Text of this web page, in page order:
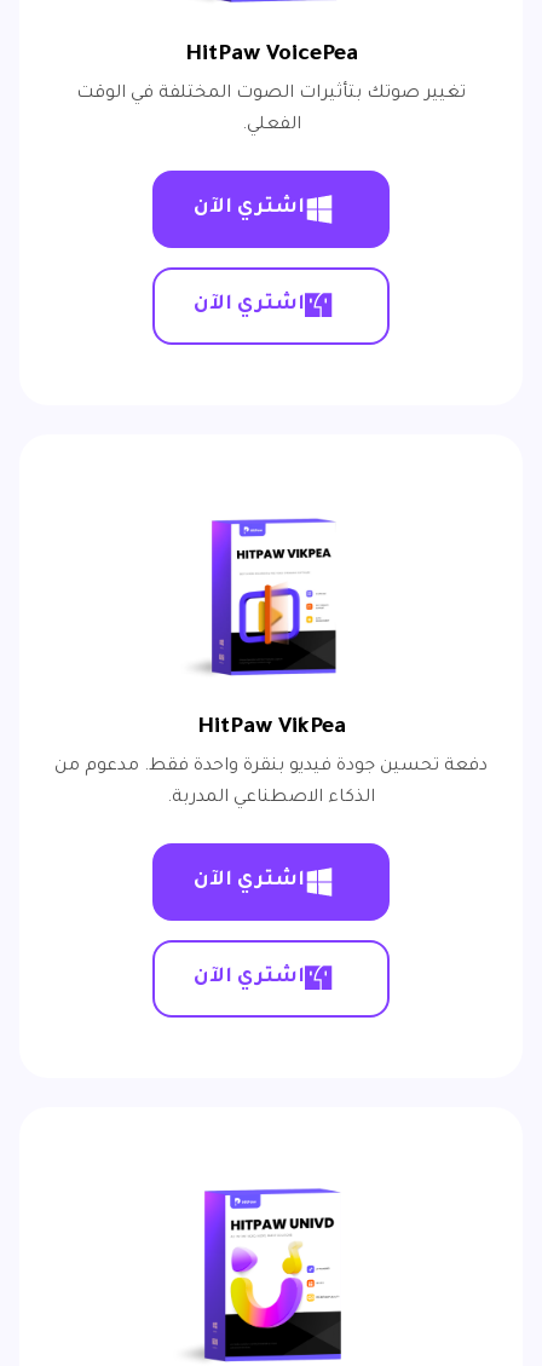
HitPaw VoicePea
تغيير صوتك بتأثيرات الصوت المختلفة في الوقت
الفعلي.
اشتري الآن
اشتري الآن
HitPaw VikPea
دفعة تحسين جودة فيديو بنقرة واحدة فقط. مدعوم من
الذكاء الاصطناعي المدربة.
اشتري الآن
اشتري الآن